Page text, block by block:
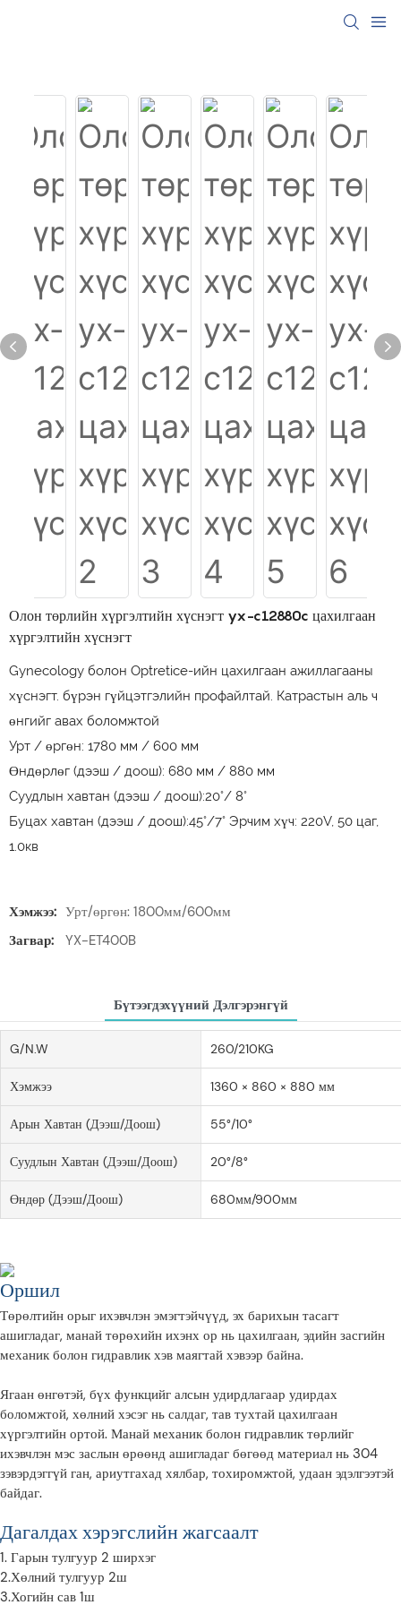
Олон төрлийн хүргэлтийн хүснэгт yx-c12880c цахилгаан
хүргэлтийн хүснэгт
Gynecology болон Optretice-ийн цахилгаан ажиллагааны
хүснэгт. бүрэн гүйцэтгэлийн профайлтай. Катрастын аль ч
өнгийг авах боломжтой
Урт / өргөн: 1780 мм / 600 мм
Өндөрлөг (дээш / доош): 680 мм / 880 мм
Суудлын хавтан (дээш / доош):20°/ 8°
Буцах хавтан (дээш / доош):45°/7° Эрчим хүч: 220V, 50 цаг,
1.0кв
Хэмжээ: Урт/өргөн: 1800мм/600мм
Загвар:
YX-ET400B
Бүтээгдэхүүний Дэлгэрэнгүй
G/N.W 260/210KG
Хэмжээ 1360 × 860 × 880 мм
Арын Хавтан (дээш/доош) 55°/10°
Суудлын Хавтан (дээш/доош) 20°/8°
Өндөр (дээш/доош) 680мм/900мм
Оршил
Төрөлтийн орыг ихэвчлэн эмэгтэйчүүд, эх барихын тасагт
ашигладаг, манай төрөхийн ихэнх ор нь цахилгаан, эдийн засгийн
механик болон гидравлик хэв маягтай хэвээр байна.
Ягаан өнгөтэй, бүх функцийг алсын удирдлагаар удирдах
боломжтой, хөлний хэсэг нь салдаг, тав тухтай цахилгаан
хүргэлтийн ортой. Манай механик болон гидравлик төрлийг
ихэвчлэн мэс заслын өрөөнд ашигладаг бөгөөд материал нь 304
зэвэрдэггүй ган, ариутгахад хялбар, тохиромжтой, удаан эдэлгээтэй
байдаг.
Дагалдах хэрэгслийн жагсаалт
1. Гарын тулгуур 2 ширхэг
2.Хөлний тулгуур 2ш
3.Хогийн сав 1ш